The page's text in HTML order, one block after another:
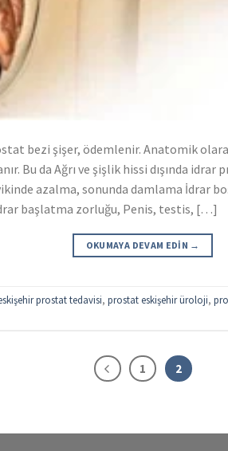
bezi şişer, ödemlenir. Anatomik olarak
Bu da Ağrı ve şişlik hissi dışında
azalma, sonunda damlama İdrar
başlatma zorluğu, Penis, testis, […]
OKUMAYA DEVAM EDIN →
prostat tedavisi, prostat eskişehir üroloji,
1 2